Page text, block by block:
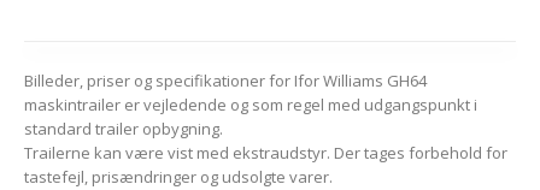
Billeder, priser og specifikationer for Ifor Williams GH64
maskintrailer er vejledende og som regel med udgangspunkt i
standard trailer opbygning.
Trailerne kan være vist med ekstraudstyr. Der tages forbehold for
tastefejl, prisændringer og udsolgte varer.